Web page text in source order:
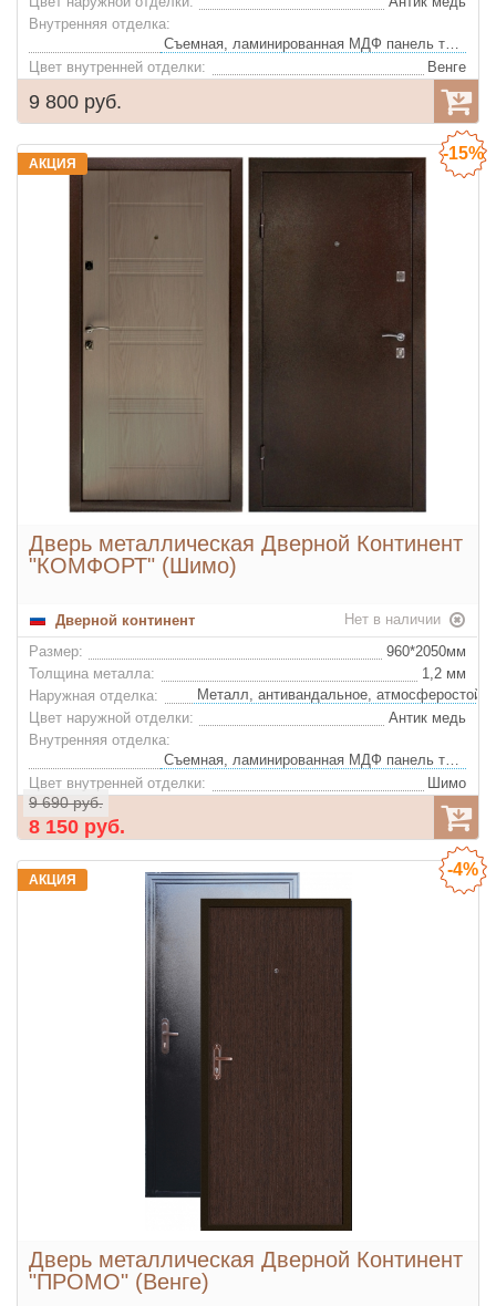
Внутренняя отделка:
Съемная, ламинированная МДФ панель толщиной 10 мм
Цвет внутренней отделки:
Венге
Пенополистирол
Глазок:
Да
9 800 руб.
АКЦИЯ
-15%
Дверь металлическая Дверной Континент
"КОМФОРТ" (Шимо)
Дверной континент
Нет в наличии
Размер:
960*2050мм
Толщина металла:
1,2 мм
Наружная отделка:
Цвет наружной отделки:
Антик медь
Внутренняя отделка:
Съемная, ламинированная МДФ панель толщиной 10 мм
Цвет внутренней отделки:
Шимо
Глазок:
Да
9 690 руб.
8 150 руб.
АКЦИЯ
-4%
Дверь металлическая Дверной Континент
"ПРОМО" (Венге)